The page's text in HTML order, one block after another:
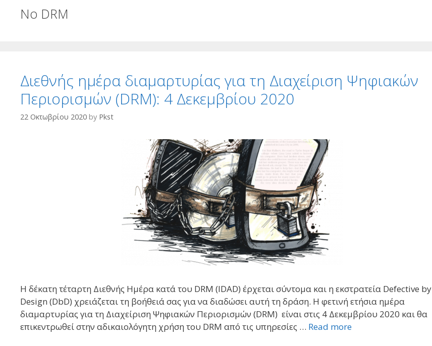
No DRM
Διεθνής ημέρα διαμαρτυρίας για τη Διαχείριση Ψηφιακών
Περιορισμών (DRM): 4 Δεκεμβρίου 2020
22 Οκτωβρίου 2020 by Pkst
Η δέκατη τέταρτη Διεθνής Ημέρα κατά του DRM (IDAD) έρχεται σύντομα και η εκστρατεία Defective by
Design (DbD) χρειάζεται τη βοήθειά σας για να διαδώσει αυτή τη δράση. Η φετινή ετήσια ημέρα
διαμαρτυρίας για τη Διαχείριση Ψηφιακών Περιορισμών (DRM) είναι στις 4 Δεκεμβρίου 2020 και θα
επικεντρωθεί στην αδικαιολόγητη χρήση του DRM από τις υπηρεσίες … Read more